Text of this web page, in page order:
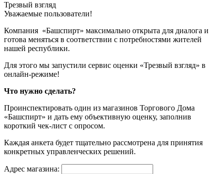
Трезвый взгляд
Уважаемые пользователи!
Компания «Башспирт» максимально открыта для диалога и
готова меняться в соответствии с потребностями жителей
нашей республики.
Для этого мы запустили сервис оценки «Трезвый взгляд» в
онлайн-режиме!
Что нужно сделать?
Проинспектировать один из магазинов Торгового Дома
«Башспирт» и дать ему объективную оценку, заполнив
короткий чек-лист с опросом.
Каждая анкета будет тщательно рассмотрена для принятия
конкретных управленческих решений.
Адрес магазина: